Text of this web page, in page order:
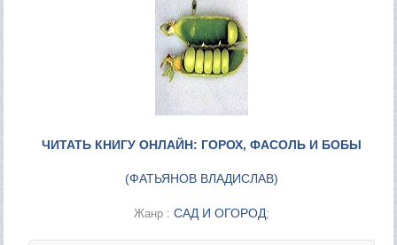
ЧИТАТЬ КНИГУ ОНЛАЙН: ГОРОХ, ФАСОЛЬ И БОБЫ
(ФАТЬЯНОВ ВЛАДИСЛАВ)
Жанр : САД И ОГОРОД;